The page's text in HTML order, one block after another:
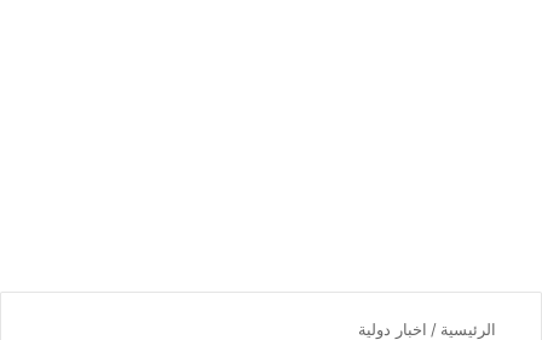
الرئيسية / اخبار دولية